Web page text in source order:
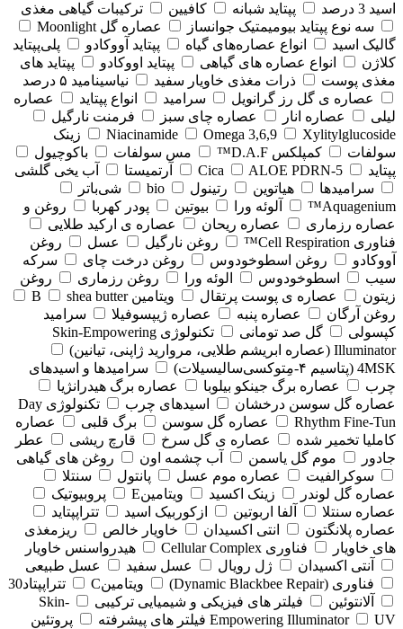
اسید 3 درصد
پپتاید شبانه کافیین
ترکیبات گیاهی مغذی
سه نوع پپتاید بیومیمتیک جوانساز
عصاره گل Moonlight
گالیک اسید
انواع عصاره‌های گیاه پپتاید آووکادو
پلی‌پپتاید
کلاژن
انواع عصاره های گیاهی پپتاید اووکادو
پپتاید های
مغذی پوست
ذرات مغذی خاویار سفید
نیاسینامید ۵ درصد
عصاره ی گل رز گرانویل
سرامید انواع پپتاید
عصاره
لیلی
عصاره انار عصاره چای سبز
فرمنت نارگیل
Niacinamide
Omega 3,6,9 Xylitylglucoside
زینک
سولفات
کمپلکس D.A.F™ مس سولفات
باکوچیول
پپتاید
5-Cica
ALOE PDRN آرتمیستا
آب یخی گلشی
سرامیدها
هیاتوین رتینول bio
شی‌باتر
Aquagenium™
آلوئه ورا بیوتین پودر کهربا
روغن و
عصاره رزماری
عصاره ریحان
عصاره ی ارکید طلایی
فناوری Cell Respiration™
روغن نارگیل عسل
روغن
آووکادو
روغن اسطوخودوس روغن درخت چای
سرکه
سیب
اسطوخودوس الوئه ورا روغن رزماری
روغن
زیتون
عصاره ی پوست پرتقال ویتامین Bshea butter
روغن آرگان
عصاره پنبه عصاره ژیپسوفیلا
سرامید
کپسولی
گل صد تومانی
تکنولوژی Skin-Empowering
Illuminator (عصاره ابریشم طلایی، مروارید ژاپنی، تیانین)
4MSK (پتاسیم ۴‑مِتوکسی‌سالیسیلات)
سرامیدها و اسیدهای
چرب
عصاره برگ جینکو بیلوبا
عصاره برگ هیدرانژیا
عصاره گل سوسن درخشان
اسیدهای چرب
تکنولوژی Day
Rhythm Fine‑Tun
عصاره گل سوسن برگ قلبی
عصاره
کاملیا تخمیر شده
عصاره ی گل سرخ قارچ ریشی
عطر
جادور
موم گل یاسمن آب چشمه اون
روغن های گیاهی
سوکرالفیت
عصاره موم عسل پانتول
سنتلا
عصاره گل لوندر
زینک اکسید ویتامینE
پروبیوتیک
عصاره سنتلا
آلفا اربوتین ازکوربیک اسید
تتراپپتاید
عصاره پلانگتون
انتی اکسیدان خاویار خالص
ریزمغذی
های خاویار
فناوری Cellular Complex
هیدرواسنس خاویار
آنتی اکسیدان
ژل رویال عسل سفید
عسل طبیعی
فناوری (‏Dynamic Blackbee Repair)
ویتامینC
تتراپپتاد30
آلانتوئین
فیلتر های فیزیکی و شیمیایی ترکیبی
Skin-
Empowering Illuminator
UV فیلتر های پیشرفته
پروتئین